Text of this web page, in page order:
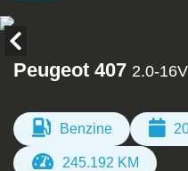
Peugeot 407 2.0-
Benzine
245.192 KM